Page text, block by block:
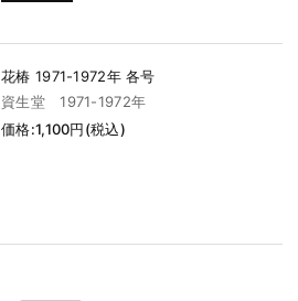
花椿 1971-1972年 各号
資生堂 1971-1972年
価格:1,100円(税込)